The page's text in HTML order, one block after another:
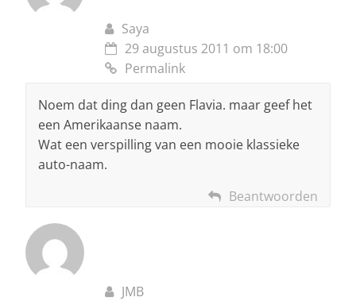
Saya
29 augustus 2011 om 18:00
Permalink
Noem dat ding dan geen Flavia. maar geef het
een Amerikaanse naam.
Wat een verspilling van een mooie klassieke
auto-naam.
Beantwoorden
JMB